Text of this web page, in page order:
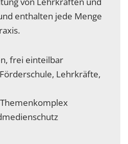
enthalten jede Menge
frei einteilbar
Lehrkräfte,